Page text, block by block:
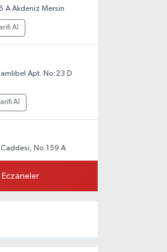
A Akdeniz Mersin
Al
Apt. No:23 D
Al
Caddesi, No:159 A
Al